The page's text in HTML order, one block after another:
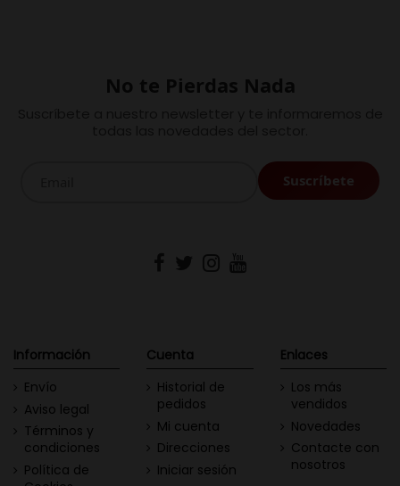
No te Pierdas Nada
Información
Envío
Aviso legal
Términos y
condiciones
Política de
Cuenta
Historial de
pedidos
Mi cuenta
Direcciones
Iniciar sesión
Enlaces
Los más
vendidos
Novedades
Contacte con
nosotros